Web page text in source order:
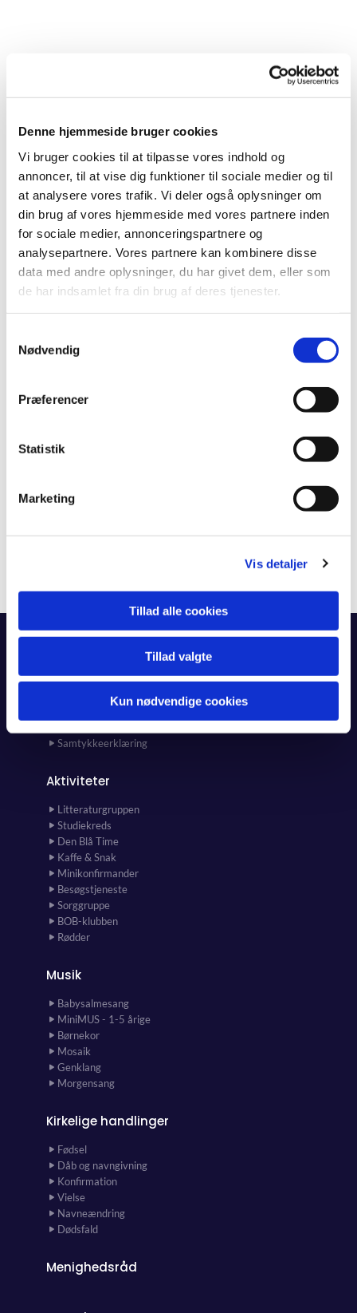
Denne hjemmeside bruger cookies
Vi bruger cookies til at tilpasse vores indhold og
annoncer, til at vise dig funktioner til sociale medier og til
at analysere vores trafik. Vi deler også oplysninger om
din brug af vores hjemmeside med vores partnere inden
for sociale medier, annonceringspartnere og
analysepartnere. Vores partnere kan kombinere disse
data med andre oplysninger, du har givet dem, eller som
de har indsamlet fra din brug af deres tjenester.
Nødvendig
Præferencer
Statistik
Marketing
Vis detaljer
Tillad alle cookies
Tillad valgte
Kun nødvendige cookies
Du vil måske også kunne lide...
Kalender
Kunst i kirken og kirkehuset
Samtykkeerklæring
Aktiviteter
Litteraturgruppen
Studiekreds
Den Blå Time
Kaffe & Snak
Minikonfirmander
Besøgstjeneste
Sorggruppe
BOB-klubben
Rødder
Musik
Babysalmesang
MiniMUS - 1-5 årige
Børnekor
Mosaik
Genklang
Morgensang
Kirkelige handlinger
Fødsel
Dåb og navngivning
Konfirmation
Vielse
Navneændring
Dødsfald
Menighedsråd